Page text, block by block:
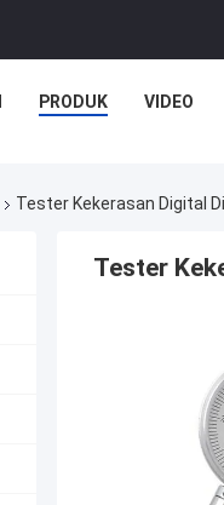
PRODUK VIDEO
Tester Kekerasan Digital
Tester